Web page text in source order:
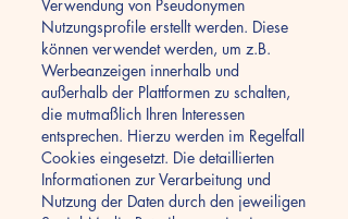
Verwendung von Pseudonymen
Nutzungsprofile erstellt werden. Diese
können verwendet werden, um z.B.
Werbeanzeigen innerhalb und
außerhalb der Plattformen zu schalten,
die mutmaßlich Ihren Interessen
entsprechen. Hierzu werden im Regelfall
Cookies eingesetzt. Die detaillierten
Informationen zur Verarbeitung und
Nutzung der Daten durch den jeweiligen